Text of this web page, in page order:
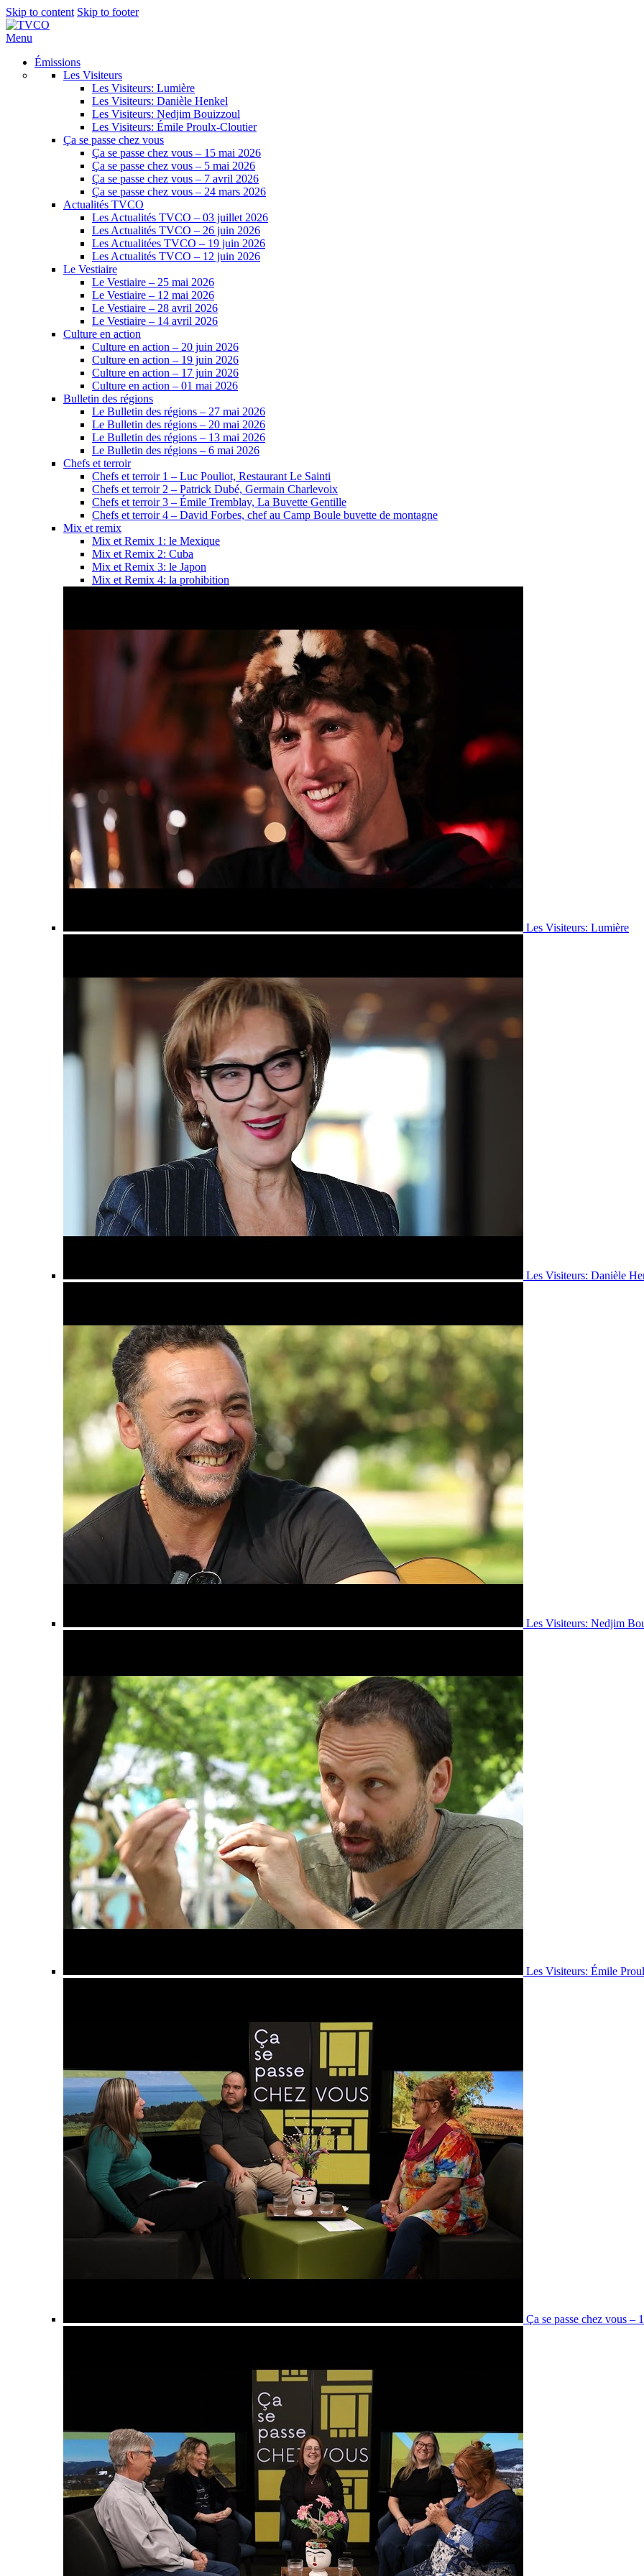
Skip to content Skip to footer
Menu
Émissions
Les Visiteurs
Les Visiteurs: Lumière
Les Visiteurs: Danièle Henkel
Les Visiteurs: Nedjim Bouizzoul
Les Visiteurs: Émile Proulx-Cloutier
Ça se passe chez vous
Ça se passe chez vous – 15 mai 2026
Ça se passe chez vous – 5 mai 2026
Ça se passe chez vous – 7 avril 2026
Ça se passe chez vous – 24 mars 2026
Actualités TVCO
Les Actualités TVCO – 03 juillet 2026
Les Actualités TVCO – 26 juin 2026
Les Actualitées TVCO – 19 juin 2026
Les Actualités TVCO – 12 juin 2026
Le Vestiaire
Le Vestiaire – 25 mai 2026
Le Vestiaire – 12 mai 2026
Le Vestiaire – 28 avril 2026
Le Vestiaire – 14 avril 2026
Culture en action
Culture en action – 20 juin 2026
Culture en action – 19 juin 2026
Culture en action – 17 juin 2026
Culture en action – 01 mai 2026
Bulletin des régions
Le Bulletin des régions – 27 mai 2026
Le Bulletin des régions – 20 mai 2026
Le Bulletin des régions – 13 mai 2026
Le Bulletin des régions – 6 mai 2026
Chefs et terroir
Chefs et terroir 1 – Luc Pouliot, Restaurant Le Sainti
Chefs et terroir 2 – Patrick Dubé, Germain Charlevoix
Chefs et terroir 3 – Émile Tremblay, La Buvette Gentille
Chefs et terroir 4 – David Forbes, chef au Camp Boule buvette de montagne
Mix et remix
Mix et Remix 1: le Mexique
Mix et Remix 2: Cuba
Mix et Remix 3: le Japon
Mix et Remix 4: la prohibition
Les Visiteurs: Lumière
Les Visiteurs: Danièle
Les Visiteurs: Nedjim
Les Visiteurs: Émile
Ça se passe chez vous –